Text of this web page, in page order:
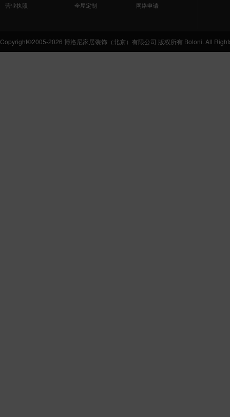
营业执照
全屋定制
网络申请
Copyright©2005-2026 博洛尼家居装饰（北京）有限公司 版权所有 Boloni. All